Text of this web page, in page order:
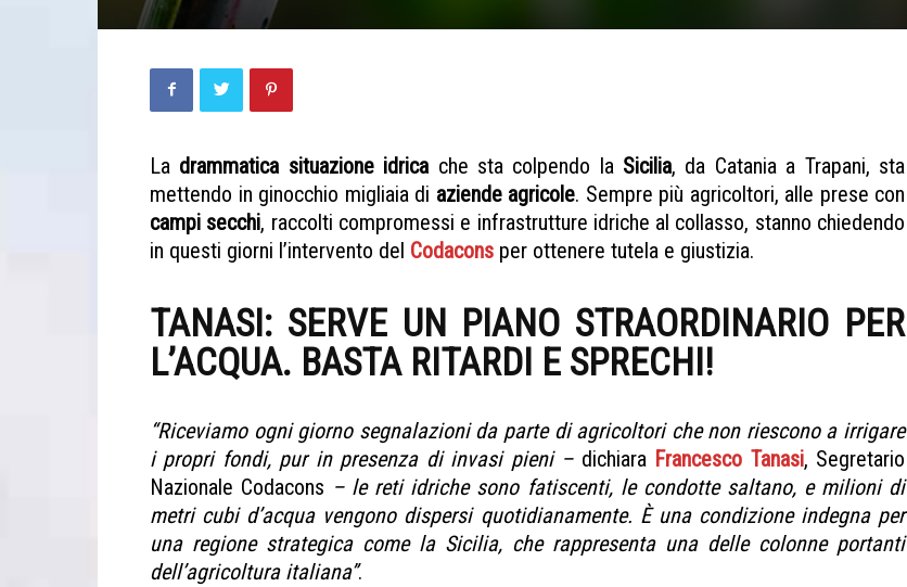
La drammatica situazione idricache sta colpendo la Sicilia, da Catania a Trapani, sta
mettendo in ginocchio migliaia di aziende agricole. Sempre più agricoltori, alle prese con
campi secchi, raccolti compromessi e infrastrutture idriche al collasso, stanno chiedendo
in questi giorni l’intervento del Codacons per ottenere tutela e giustizia.
TANASI: SERVE UN PIANO STRAORDINARIO PER
L’ACQUA. BASTA RITARDI E SPRECHI!
“Riceviamo ogni giorno segnalazioni da parte di agricoltori che non riescono a irrigare
i propri fondi, pur in presenza di invasi pieni – dichiara Francesco Tanasi, Segretario
Nazionale Codacons – le reti idriche sono fatiscenti, le condotte saltano, e milioni di
metri cubi d’acqua vengono dispersi quotidianamente. È una condizione indegna per
una regione strategica come la Sicilia, che rappresenta una delle colonne portanti
dell’agricoltura italiana”.